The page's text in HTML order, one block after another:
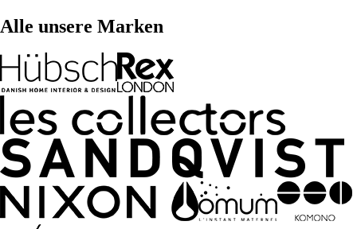
Alle unsere Marken